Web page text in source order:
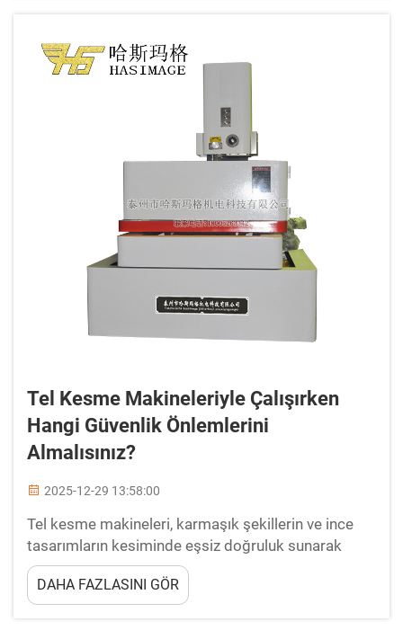
Tel Kesme Makineleriyle Çalışırken
Hangi Güvenlik Önlemlerini
Almalısınız?
2025-12-29 13:58:00
Tel kesme makineleri, karmaşık şekillerin ve ince
tasarımların kesiminde eşsiz doğruluk sunarak
endüstriler genelinde hassas imalatı
dönüştürmüştür. Bu gelişmiş elektrik deşarjı işleme
(EDM) sistemleri, ince bir tel elektrot kullanır...
DAHA FAZLASINI GÖR